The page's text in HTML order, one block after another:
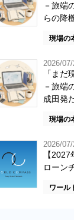
－旅端
らの降
現場の
2026/
「まだ
－旅端
成田発
現場の
2026/
【
ローン
ワール